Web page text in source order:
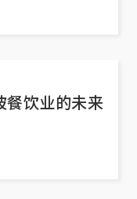
饮业的未来